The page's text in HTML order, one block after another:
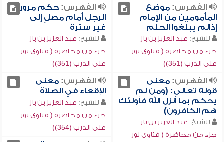
الفهرس:موضع
المأمومين من الإمام
إذالم يبلغوا الحلم
للشيخ: عبد العزيز بن باز
جزء من محاضرة ( فتاوى نور
على الدرب (351))
الفهرس:حكم مرور
الرجل أمام مصلٍ إلى
غير سترة
للشيخ: عبد العزيز بن باز
جزء من محاضرة ( فتاوى نور
على الدرب (351))
الفهرس:معنى
قوله تعالى: (ومن لم
يحكم بما أنزل الله فأولئك
هم الكافرون)
للشيخ: عبد العزيز بن باز
جزء من محاضرة ( فتاوى نور
الفهرس:معنى
الإقعاء في الصلاة
للشيخ: عبد العزيز بن باز
جزء من محاضرة ( فتاوى نور
على الدرب (354))